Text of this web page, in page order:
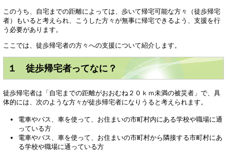
このうち、自宅までの距離によっては、歩いて帰宅可能な方々（徒歩帰宅
者）もいると考えられ、こうした方々が無事に帰宅できるよう、支援を行
う必要があります。
ここでは、徒歩帰宅者の方々への支援について紹介します。
１ 徒歩帰宅者ってなに？
徒歩帰宅者は「自宅までの距離がおおむね２０ｋｍ未満の被災者」で、具
体的には、次のような方々が徒歩帰宅者になりうると考えられます。
電車やバス、車を使って、お住まいの市町村内にある学校や職場に通
っている方
電車やバス、車を使って、お住まいの市町村から隣接する市町村にあ
る学校や職場に通っている方